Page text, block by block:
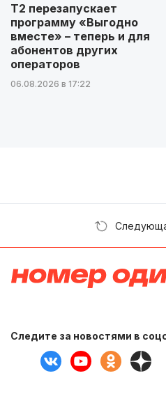
Т2 перезапускает
программу «Выгодно
вместе» – теперь и для
абонентов других
операторов
06.08.2026 в 17:22
Следите за новостями в